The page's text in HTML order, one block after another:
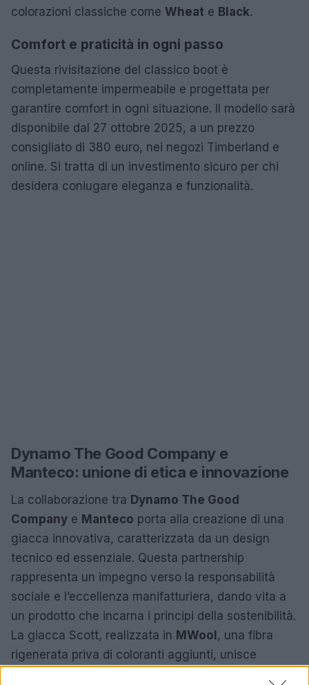
colorazioni classiche come Wheat e Black.
Comfort e praticità in ogni passo
Questa rivisitazione del classico boot è
completamente impermeabile e progettata per
garantire comfort in ogni situazione. Il modello sarà
disponibile dal 27 ottobre 2025, a un prezzo
consigliato di 380 euro, nei negozi Timberland e
online. Si tratta di un investimento sicuro per chi
desidera coniugare eleganza e funzionalità.
Dynamo The Good Company e
Manteco: unione di etica e innovazione
La collaborazione tra Dynamo The Good
Company e Manteco porta alla creazione di una
giacca innovativa, caratterizzata da un design
tecnico ed essenziale. Questa partnership
rappresenta un impegno verso la responsabilità
sociale e l’eccellenza manifatturiera, dando vita a
un prodotto che incarna i principi della sostenibilità.
La giacca Scott, realizzata in MWool, una fibra
rigenerata priva di coloranti aggiunti, unisce